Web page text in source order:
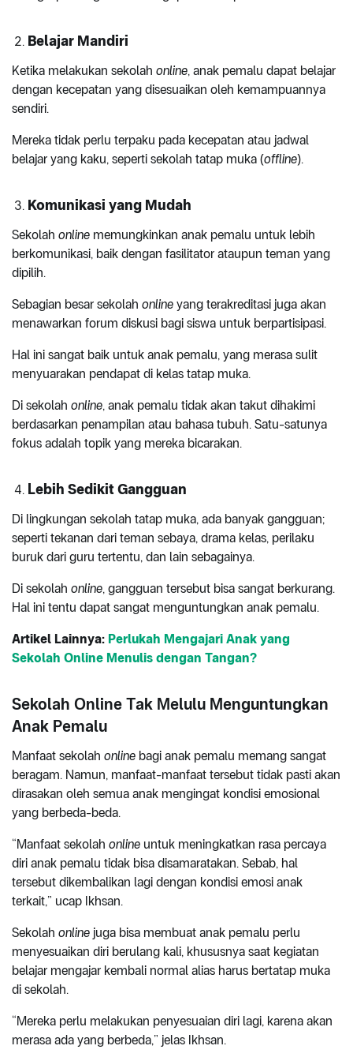
Belajar Mandiri
Ketika melakukan sekolah online, anak pemalu dapat belajar
dengan kecepatan yang disesuaikan oleh kemampuannya
sendiri.
Mereka tidak perlu terpaku pada kecepatan atau jadwal
belajar yang kaku, seperti sekolah tatap muka (offline).
Komunikasi yang Mudah
Sekolah online memungkinkan anak pemalu untuk lebih
berkomunikasi, baik dengan fasilitator ataupun teman yang
dipilih.
Sebagian besar sekolah online yang terakreditasi juga akan
menawarkan forum diskusi bagi siswa untuk berpartisipasi.
Hal ini sangat baik untuk anak pemalu, yang merasa sulit
menyuarakan pendapat di kelas tatap muka.
Di sekolah online, anak pemalu tidak akan takut dihakimi
berdasarkan penampilan atau bahasa tubuh. Satu-satunya
fokus adalah topik yang mereka bicarakan.
Lebih Sedikit Gangguan
Di lingkungan sekolah tatap muka, ada banyak gangguan;
seperti tekanan dari teman sebaya, drama kelas, perilaku
buruk dari guru tertentu, dan lain sebagainya.
Di sekolah online, gangguan tersebut bisa sangat berkurang.
Hal ini tentu dapat sangat menguntungkan anak pemalu.
Artikel Lainnya: Perlukah Mengajari Anak yang
Sekolah Online Menulis dengan Tangan?
Sekolah Online Tak Melulu Menguntungkan
Anak Pemalu
Manfaat sekolah online bagi anak pemalu memang sangat
beragam. Namun, manfaat-manfaat tersebut tidak pasti akan
dirasakan oleh semua anak mengingat kondisi emosional
yang berbeda-beda.
“Manfaat sekolah online untuk meningkatkan rasa percaya
diri anak pemalu tidak bisa disamaratakan. Sebab, hal
tersebut dikembalikan lagi dengan kondisi emosi anak
terkait,” ucap Ikhsan.
Sekolah online juga bisa membuat anak pemalu perlu
menyesuaikan diri berulang kali, khususnya saat kegiatan
belajar mengajar kembali normal alias harus bertatap muka
di sekolah.
“Mereka perlu melakukan penyesuaian diri lagi, karena akan
merasa ada yang berbeda,” jelas Ikhsan.